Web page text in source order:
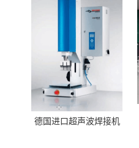
德国进口超声波焊接机